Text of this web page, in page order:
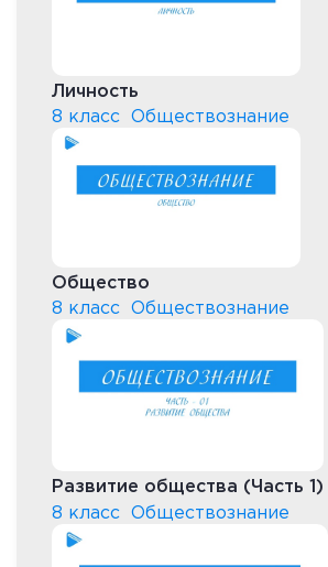
Личность
8 класс
Обществознание
Общество
8 класс
Обществознание
Развитие общества (Часть 1)
8 класс
Обществознание